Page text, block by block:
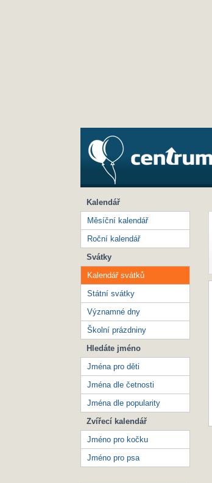
Kalendář
Měsíční kalendář
Roční kalendář
Svátky
Kalendář svátků
Státní svátky
Významné dny
Školní prázdniny
Hledáte jméno
Jména pro děti
Jména dle četnosti
Jména dle popularity
Zvířecí kalendář
Jméno pro kočku
Jméno pro psa